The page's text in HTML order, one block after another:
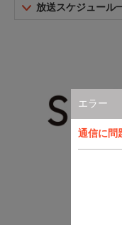
エラー
通信に問
放送スケジュール